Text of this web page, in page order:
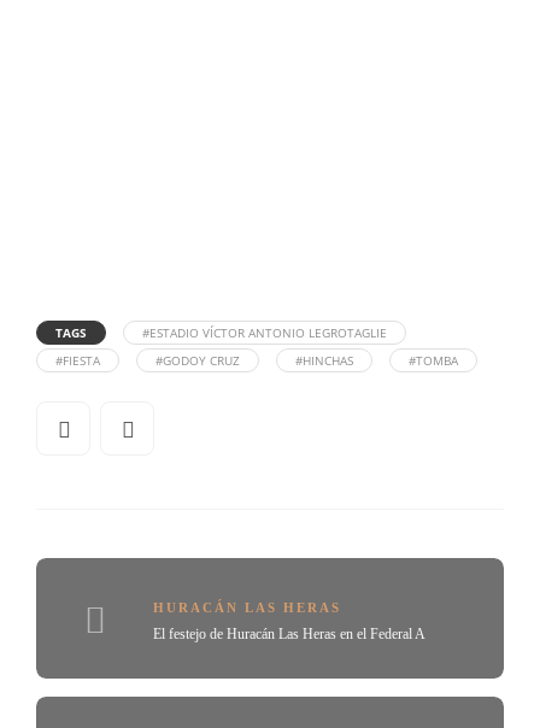
TAGS
#ESTADIO VÍCTOR ANTONIO LEGROTAGLIE
#FIESTA
#GODOY CRUZ #HINCHAS #TOMBA
HURACÁN LAS HERAS
El festejo de Huracán Las Heras en el Federal A